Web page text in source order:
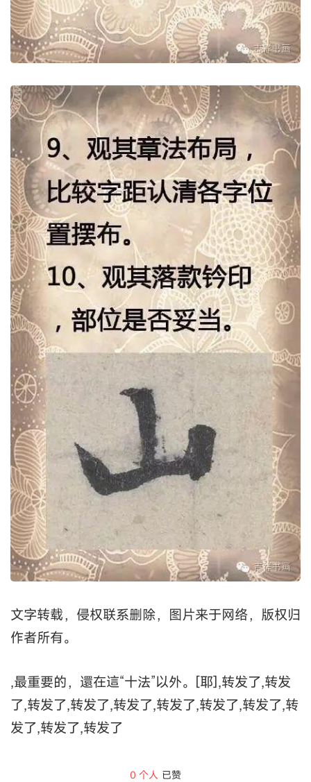
文字转载，侵权联系删除，图片来于网络，版权归
作者所有。
,最重要的，還在這“十法”以外。[耶],转发了,转发
了,转发了,转发了,转发了,转发了,转发了,转发了,转
发了,转发了,转发了
0 个人 已赞